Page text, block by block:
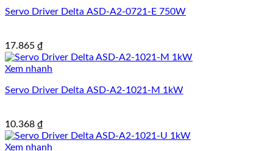
Servo Driver Delta ASD-A2-0721-E 750W
17.865 ₫
Xem nhanh
Servo Driver Delta ASD-A2-1021-M 1kW
10.368 ₫
Xem nhanh